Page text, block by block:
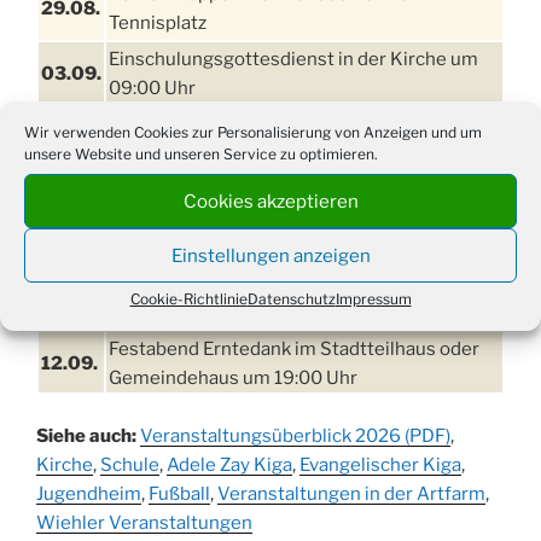
Wir verwenden Cookies zur Personalisierung von Anzeigen und um
unsere Website und unseren Service zu optimieren.
Cookies akzeptieren
Einstellungen anzeigen
Cookie-RichtlinieDatenschutzImpressum
29.08.
Tennisplatz
03.09.
Einschulungsgottesdienst in der Kirche um
09:00 Uhr
11. bis
13.09.
Erntefest in Drabenderhöhe
Disco für Jung und Junggebliebene
(Ernteverein) im Stadtteilhaus oder
Gemeindehaus um 20:00 Uhr
Erntedankgottesdienst mit dem
Kindergarten in der Kirche um 16:30 Uhr
12.09.
Festabend Erntedank im Stadtteilhaus oder
Gemeindehaus um 19:00 Uhr
13.09.
Stadtteilhaus um 14:00 Uhr
19.09.
Schlagerabend im Stadtteilhaus
Drabenderhöhe
Siehe auch:Veranstaltungsüberblick 2026 (PDF),
Kirche, Schule,Adele Zay Kiga, Evangelischer Kiga,
Jugendheim, Fußball,Veranstaltungen in der Artfarm,
Wiehler Veranstaltungen